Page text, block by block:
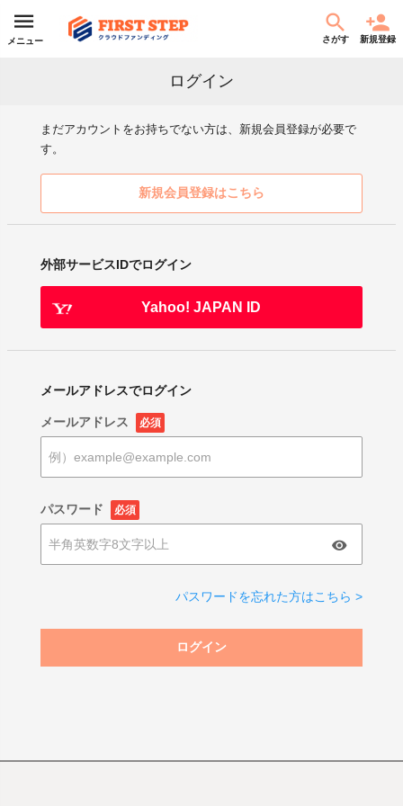
メニュー さがす 新規登録
ログイン
まだアカウントをお持ちでない方は、新規会員登録が必要で
す。
新規会員登録はこちら
外部サービスIDでログイン
Yahoo! JAPAN ID
メールアドレスでログイン
メールアドレス 必須
パスワード 必須
パスワードを忘れた方はこちら >
ログイン